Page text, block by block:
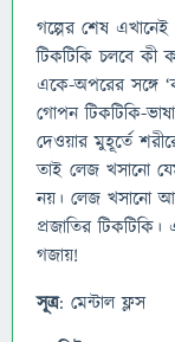
গল্পের শেষ
টিকটিকি চলবে
একে-অপরের সঙ্গে
গোপন টিকটিকি-
দেওয়ার মুহূর্তে
তাই লেজ খসানো
নয়। লেজ খসানো
প্রজাতির
গজায়!
সূত্র: মেন্টাল ফ্লস